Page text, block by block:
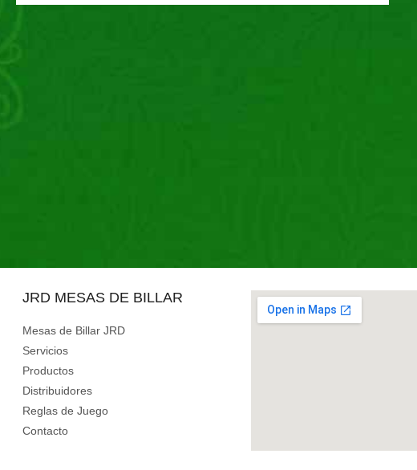
JRD MESAS DE BILLAR
Mesas de Billar JRD
Servicios
Productos
Distribuidores
Reglas de Juego
Contacto